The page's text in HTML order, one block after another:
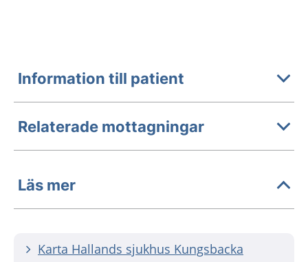
Information till patient
Relaterade mottagningar
Läs mer
Karta Hallands sjukhus Kungsbacka